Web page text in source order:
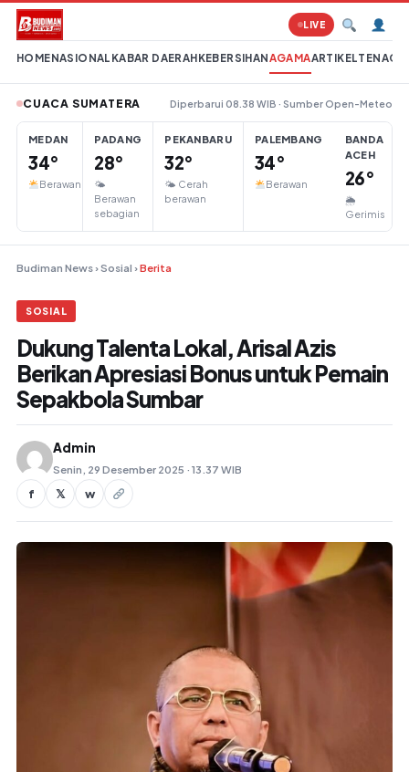
Lompat ke konten
HOMENASIONAL KABAR DAERAHKEBERSIHANAGAMAARTIKELTENAGA
LIVE
CUACA SUMATERA Diperbarui 08.38 WIB · Sumber Open-Meteo
MEDAN
34°
Berawan
PADANG
28°
🌤
Berawan
sebagian
PEKANBARU
32°
🌤 Cerah
berawan
PALEMBANG
34°
Berawan
BANDA
ACEH
26°
🌦
Gerimis
Budiman News ›Sosial ›Berita
SOSIAL
Dukung Talenta Lokal, Arisal Azis
Berikan Apresiasi Bonus untuk Pemain
Sepakbola Sumbar
Admin
Senin, 29 Desember 2025 · 13.37 WIB
f 𝕏 w